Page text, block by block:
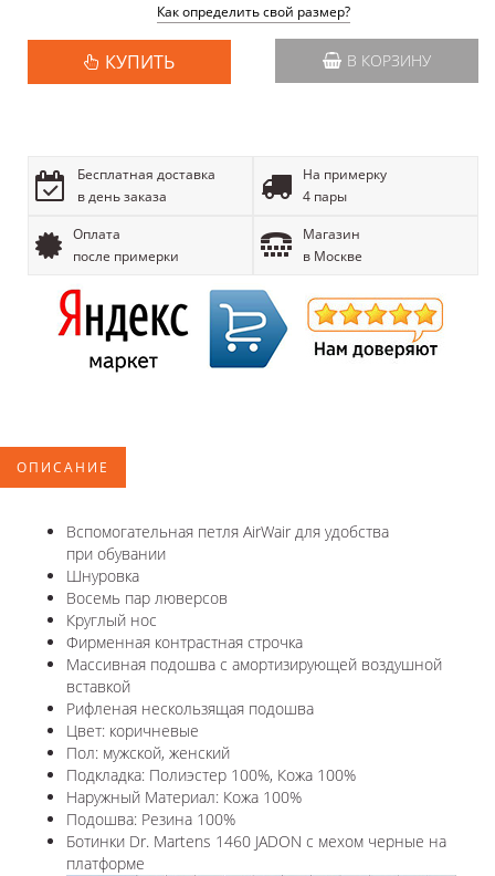
Как определить свой размер?
КУПИТЬ В КОРЗИНУ
Бесплатная доставка
в день заказа
На примерку
4 пары
Оплата
после примерки
Магазин
в Москве
ОПИСАНИЕ
Вспомогательная петля AirWair для удобства
при обувании
Шнуровка
Восемь пар люверсов
Круглый нос
Фирменная контрастная строчка
Массивная подошва с амортизирующей воздушной
вставкой
Рифленая нескользящая подошва
Цвет: коричневые
Пол: мужской, женский
Подкладка: Полиэстер 100%, Кожа 100%
Наружный Материал: Кожа 100%
Подошва: Резина 100%
Ботинки Dr. Martens 1460 JADON с мехом черные на
платформе